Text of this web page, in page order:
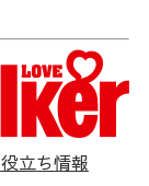
立ち情報